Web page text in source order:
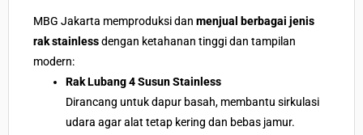
MBG Jakarta memproduksi dan menjual berbagai jenis
rak stainlessdengan ketahanan tinggi dan tampilan
modern:
Rak Lubang 4 Susun Stainless
Dirancang untuk dapur basah, membantu sirkulasi
udara agar alat tetap kering dan bebas jamur.